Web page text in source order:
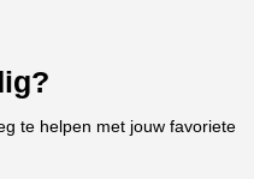
te helpen met jouw favoriete